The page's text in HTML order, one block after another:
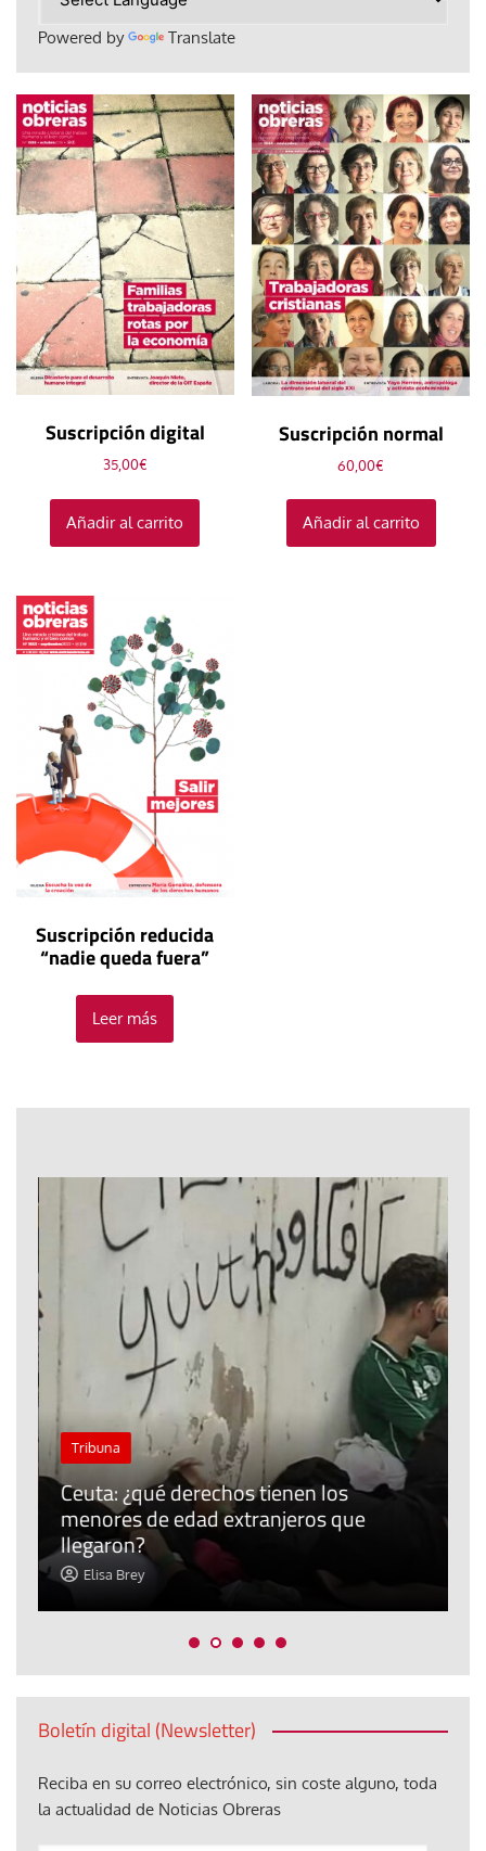
Powered by Translate
Suscripción digital
35,00€
Añadir al carrito
Suscripción normal
60,00€
Añadir al carrito
Suscripción reducida
“nadie queda fuera”
Leer más
Tribuna
Ceuta: ¿qué derechos tienen los
menores de edad extranjeros que
llegaron?
Elisa Brey
Boletín digital (Newsletter)
Reciba en su correo electrónico, sin coste alguno, toda
la actualidad de Noticias Obreras